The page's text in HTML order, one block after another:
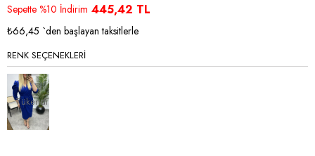
İndirim
Sepette %10 İndirim 445,42 TL
₺66,45 `den başlayan taksitlerle
RENK SEÇENEKLERI
Tükendi